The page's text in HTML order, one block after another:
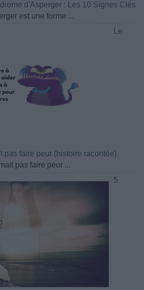
d'Asperger : Les 10 Signes Clés
est une forme ...
Le
pas faire peur (histoire racontée)
pas faire peur ...
5